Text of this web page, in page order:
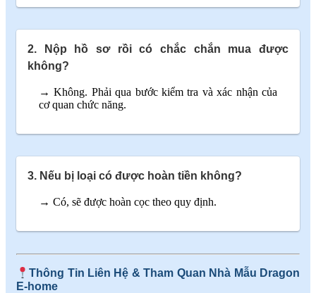
2. Nộp hồ sơ rồi có chắc chắn mua được
không?
→ Không. Phải qua bước kiểm tra và xác nhận của
cơ quan chức năng.
3. Nếu bị loại có được hoàn tiền không?
→ Có, sẽ được hoàn cọc theo quy định.
Thông Tin Liên Hệ & Tham Quan Nhà Mẫu Dragon
E-home